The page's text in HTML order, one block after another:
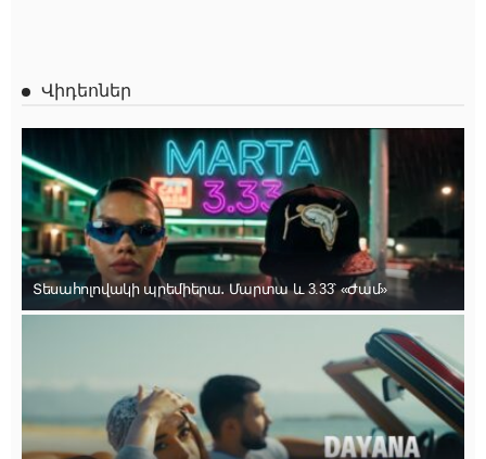
Վիդեոներ
Տեսահոլովակի պրեմիերա․ Մարտա և 3.33՝ «Ժամ»